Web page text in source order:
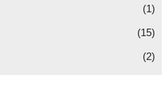
(1)
(15)
(2)